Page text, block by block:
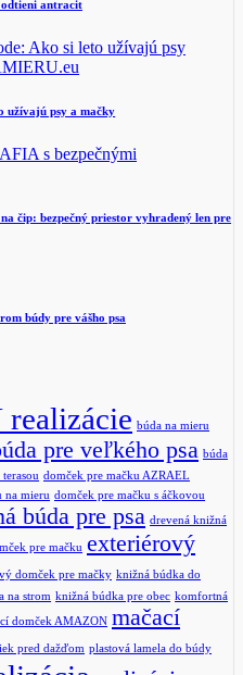
odtieni antracit
užívajú psy a mačky
čip: bezpečný priestor vyhradený len pre
búdy pre vášho psa
búda na mieru
pre veľkého psa búda
terasou domček pre mačku AZRAEL
na mieru domček pre mačku s áčkovou
búda pre psa drevená knižná
pre mačku exteriérový
domček pre mačky knižná búdka do
na strom knižná búdka pre obec komfortná
domček AMAZON mačací
pred dažďom plastová lamela do búdy